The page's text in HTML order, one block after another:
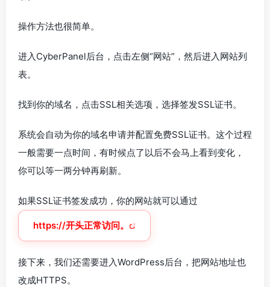
操作方法也很简单。
进入CyberPanel后台，点击左侧“网站”，然后进入网站列
表。
找到你的域名，点击SSL相关选项，选择签发SSL证书。
系统会自动为你的域名申请并配置免费SSL证书。这个过程
一般需要一点时间，有时候点了以后不会马上看到变化，
你可以等一两分钟再刷新。
如果SSL证书签发成功，你的网站就可以通过
https://开头正常访问。
接下来，我们还需要进入WordPress后台，把网站地址也
改成HTTPS。